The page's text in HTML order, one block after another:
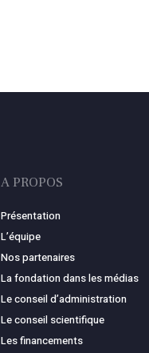
A PROPOS
Présentation
L’équipe
Nos partenaires
La fondation dans les médias
Le conseil d’administration
Le conseil scientifique
Les financements